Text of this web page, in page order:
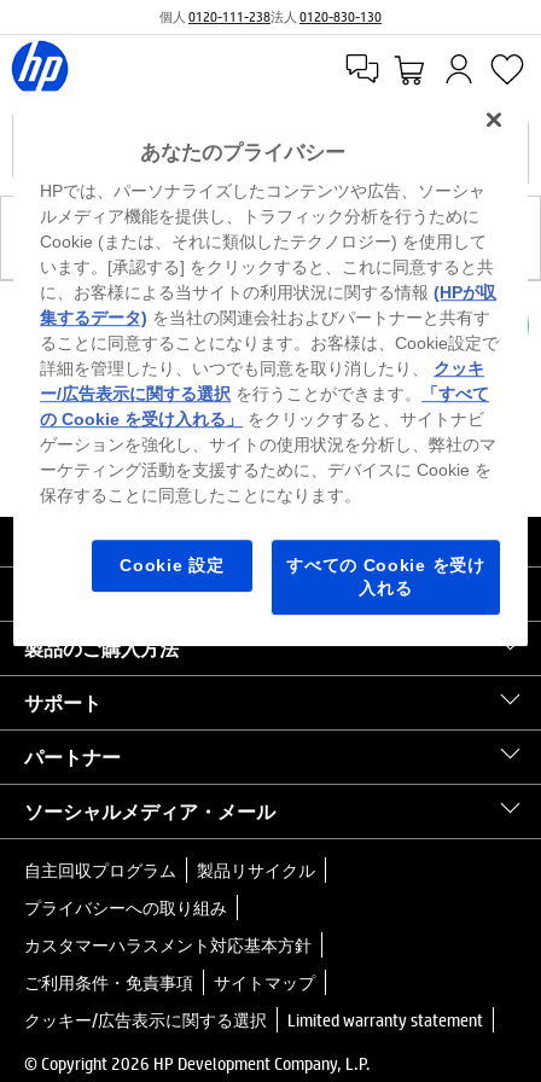
個人 0120-111-238法人 0120-830-130
現在、このカテゴリには商品がありません。
カートを確認
※ Windowsのすべてのエディションまたはバージョンで、すべての機能を使用でき
るわけではありません。Windowsの機能を最大限に活用するには、システムのハ
ードウェア、ドライバー、ソフトウェアのアップグレードおよび/または別途購
入、あるいはBIOSのアップデートが必要になる場合があります。Windowsは自動
的にアップデートされ、有効になります。高速インターネットとMicrosoftアカウ
ントが必要になります。ISPの料金が適用され、今後アップデートの際に要件が追
加される場合があります。http://www.windows.com 外部リンクアイコンをご覧く
ださい。
｜United States HP.com
会社情報
製品のご購入方法
サポート
パートナー
ソーシャルメディア・メール
自主回収プログラム
製品リサイクル
プライバシーへの取り組み
カスタマーハラスメント対応基本方針
ご利用条件・免責事項
サイトマップ
クッキー/広告表示に関する選択
Limited warranty statement
© Copyright 2026 HP Development Company, L.P.
あなたのプライバシー
HPでは、パーソナライズしたコンテンツや広告、ソーシャ
ルメディア機能を提供し、トラフィック分析を行うために
Cookie (または、それに類似したテクノロジー) を使用して
います。[承認する] をクリックすると、これに同意すると共
に、お客様による当サイトの利用状況に関する情報(HPが収
集するデータ) を当社の関連会社およびパートナーと共有す
ることに同意することになります。お客様は、Cookie設定で
詳細を管理したり、いつでも同意を取り消したり、 クッキ
ー/広告表示に関する選択 を行うことができます。
「すべて
の Cookie を受け入れる」
をクリックすると、サイトナビ
ゲーションを強化し、サイトの使用状況を分析し、弊社のマ
ーケティング活動を支援するために、デバイスに Cookie を
保存することに同意したことになります。
Cookie 設定
すべての Cookie を受け
入れる